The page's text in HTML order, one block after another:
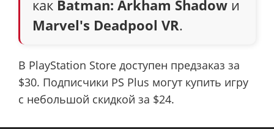
как Batman: Arkham Shadow и
Marvel's Deadpool VR.
В PlayStation Store доступен предзаказ за
$30. Подписчики PS Plus могут купить игру
с небольшой скидкой за $24.